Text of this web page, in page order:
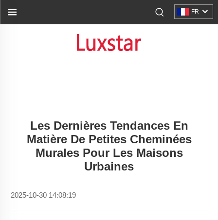
FR
Les Dernières Tendances En
Matière De Petites Cheminées
Murales Pour Les Maisons
Urbaines
2025-10-30 14:08:19